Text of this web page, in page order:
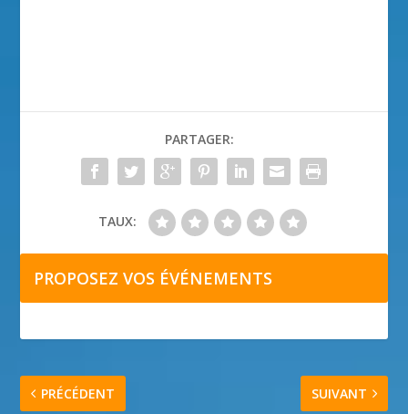
PARTAGER:
TAUX:
PROPOSEZ VOS ÉVÉNEMENTS
PRÉCÉDENT SUIVANT